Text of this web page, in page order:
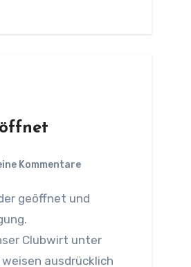
Kommentare
Clubwirt unter
ausdrücklich